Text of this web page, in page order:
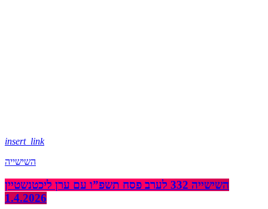
insert_link
השישייה
השישייה 332 לערב פסח תשפ”ו עם ערן ליכטנשטיין
1.4.2026